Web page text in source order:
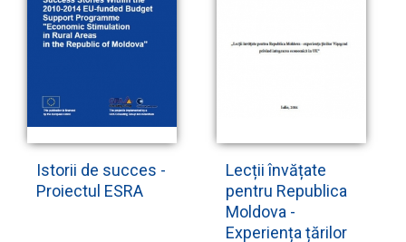
Istorii de succes -
Proiectul ESRA
Lecții învățate
pentru Republica
Moldova -
Experiența țărilor